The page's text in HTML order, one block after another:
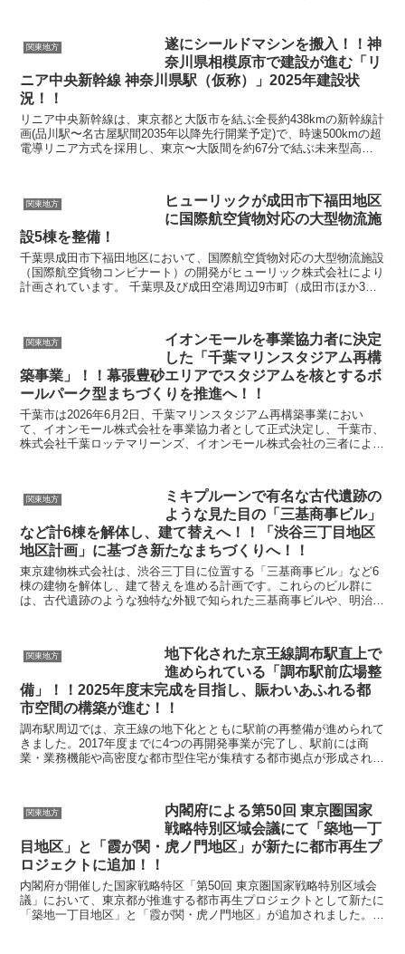
関東地方
遂にシールドマシンを搬入！！神
奈川県相模原市で建設が進む「リ
ニア中央新幹線 神奈川県駅（仮称）」2025年建設状
況！！
リニア中央新幹線は、東京都と大阪市を結ぶ全長約438kmの新幹線計
画(品川駅〜名古屋駅間2035年以降先行開業予定)で、時速500kmの超
電導リニア方式を採用し、東京〜大阪間を約67分で結ぶ未来型高速
関東地方
ヒューリックが成田市下福田地区
に国際航空貨物対応の大型物流施
設5棟を整備！
千葉県成田市下福田地区において、国際航空貨物対応の大型物流施設
（国際航空貨物コンビナート）の開発がヒューリック株式会社により
計画されています。 千葉県及び成田空港周辺9市町（成田市ほか3
関東地方
イオンモールを事業協力者に決定
した「千葉マリンスタジアム再構
築事業」！！幕張豊砂エリアでスタジアムを核とするボ
ールパーク型まちづくりを推進へ！！
千葉市は2026年6月2日、千葉マリンスタジアム再構築事業におい
て、イオンモール株式会社を事業協力者として正式決定し、千葉市、
株式会社千葉ロッテマリーンズ、イオンモール株式会社の三者による
関東地方
ミキプルーンで有名な古代遺跡の
ような見た目の「三基商事ビル」
など計6棟を解体し、建て替えへ！！「渋谷三丁目地区
地区計画」に基づき新たなまちづくりへ！！
東京建物株式会社は、渋谷三丁目に位置する「三基商事ビル」など6
棟の建物を解体し、建て替えを進める計画です。これらのビル群に
は、古代遺跡のような独特な外観で知られた三基商事ビルや、明治通
関東地方
地下化された京王線調布駅直上で
進められている「調布駅前広場整
備」！！2025年度末完成を目指し、賑わいあふれる都
市空間の構築が進む！！
調布駅周辺では、京王線の地下化とともに駅前の再整備が進められて
きました。2017年度までに4つの再開発事業が完了し、駅前には商
業・業務機能や高密度な都市型住宅が集積する都市拠点が形成されて
関東地方
内閣府による第50回 東京圏国家
戦略特別区域会議にて「築地一丁
目地区」と「霞が関・虎ノ門地区」が新たに都市再生プ
ロジェクトに追加！！
内閣府が開催した国家戦略特区「第50回 東京圏国家戦略特別区域会
議」において、東京都が推進する都市再生プロジェクトとして新たに
「築地一丁目地区」と「霞が関・虎ノ門地区」が追加されました。